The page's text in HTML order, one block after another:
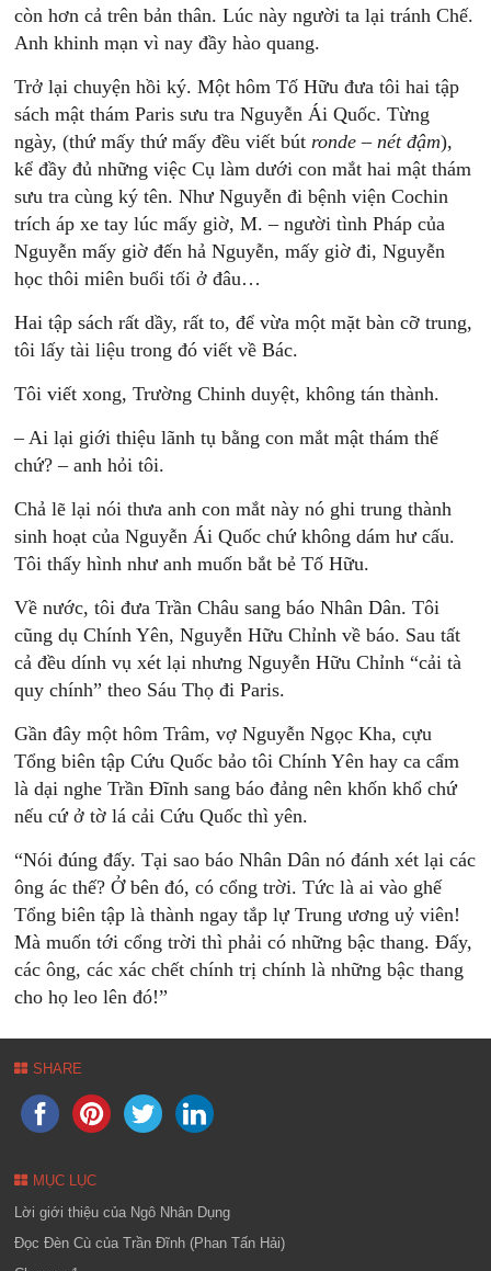
còn hơn cả trên bản thân. Lúc này người ta lại tránh Chế.
Anh khinh mạn vì nay đầy hào quang.
Trở lại chuyện hồi ký. Một hôm Tố Hữu đưa tôi hai tập
sách mật thám Paris sưu tra Nguyễn Ái Quốc. Từng
ngày, (thứ mấy thứ mấy đều viết bútronde – nét đậm),
kể đầy đủ những việc Cụ làm dưới con mắt hai mật thám
sưu tra cùng ký tên. Như Nguyễn đi bệnh viện Cochin
trích áp xe tay lúc mấy giờ, M. – người tình Pháp của
Nguyễn mấy giờ đến hả Nguyễn, mấy giờ đi, Nguyễn
học thôi miên buổi tối ở đâu…
Hai tập sách rất dầy, rất to, để vừa một mặt bàn cỡ trung,
tôi lấy tài liệu trong đó viết về Bác.
Tôi viết xong, Trường Chinh duyệt, không tán thành.
– Ai lại giới thiệu lãnh tụ bằng con mắt mật thám thế
chứ? – anh hỏi tôi.
Chả lẽ lại nói thưa anh con mắt này nó ghi trung thành
sinh hoạt của Nguyễn Ái Quốc chứ không dám hư cấu.
Tôi thấy hình như anh muốn bắt bẻ Tố Hữu.
Về nước, tôi đưa Trần Châu sang báo Nhân Dân. Tôi
cũng dụ Chính Yên, Nguyễn Hữu Chỉnh về báo. Sau tất
cả đều dính vụ xét lại nhưng Nguyễn Hữu Chỉnh “cải tà
quy chính” theo Sáu Thọ đi Paris.
Gần đây một hôm Trâm, vợ Nguyễn Ngọc Kha, cựu
Tổng biên tập Cứu Quốc bảo tôi Chính Yên hay ca cẩm
là dại nghe Trần Đĩnh sang báo đảng nên khốn khổ chứ
nếu cứ ở tờ lá cải Cứu Quốc thì yên.
“Nói đúng đấy. Tại sao báo Nhân Dân nó đánh xét lại các
ông ác thế? Ở bên đó, có cổng trời. Tức là ai vào ghế
Tổng biên tập là thành ngay tắp lự Trung ương uỷ viên!
Mà muốn tới cổng trời thì phải có những bậc thang. Đấy,
các ông, các xác chết chính trị chính là những bậc thang
cho họ leo lên đó!”
SHARE
MỤC LỤC
Lời giới thiệu của Ngô Nhân Dụng
Đọc Đèn Cù của Trần Đĩnh (Phan Tấn Hải)